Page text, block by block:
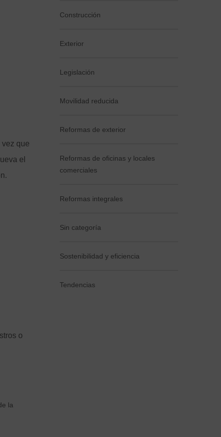
vez que
el
o
la
Construcción
Exterior
Legislación
Movilidad reducida
Reformas de exterior
Reformas de oficinas y locales
comerciales
Reformas integrales
Sin categoría
Sostenibilidad y eficiencia
Tendencias